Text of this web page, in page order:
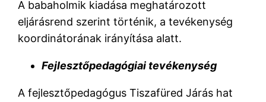
A babaholmik kiadása meghatározott
eljárásrend szerint történik, a tevékenység
koordinátorának irányítása alatt.
Fejlesztőpedagógiai tevékenység
A fejlesztőpedagógus Tiszafüred Járás hat